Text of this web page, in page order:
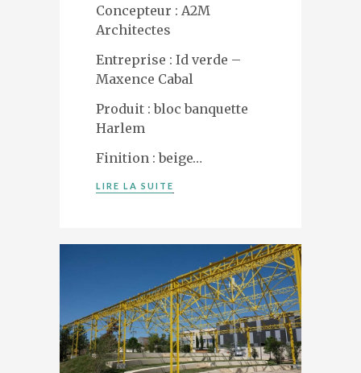
Concepteur : A2M
Architectes
Entreprise : Id verde –
Maxence Cabal
Produit : bloc banquette
Harlem
Finition : beige…
LIRE LA SUITE